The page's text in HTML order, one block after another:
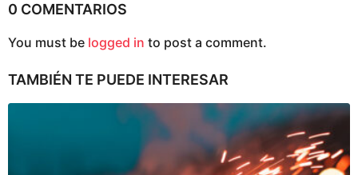
0 COMENTARIOS
You must be logged in to post a comment.
TAMBIÉN TE PUEDE INTERESAR